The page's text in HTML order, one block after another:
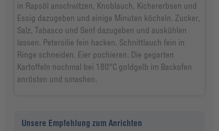
in Rapsöl anschwitzen, Knoblauch, Kichererbsen und
Essig dazugeben und einige Minuten köcheln. Zucker,
Salz, Tabasco und Senf dazugeben und auskühlen
lassen. Petersilie fein hacken. Schnittlauch fein in
Ringe schneiden. Eier pochieren. Die gegarten
Kartoffeln nochmal bei 180°C goldgelb im Backofen
anrösten und smashen.
Unsere Empfehlung zum Anrichten